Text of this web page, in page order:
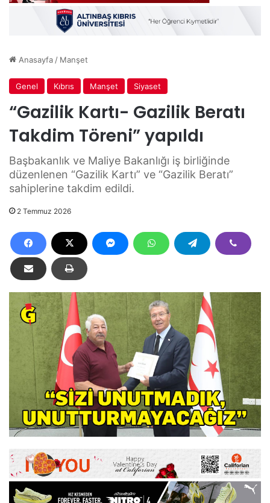
Anasayfa / Manşet
Genel Kıbrıs Manşet Siyaset
“Gazilik Kartı- Gazilik Beratı
Takdim Töreni” yapıldı
Başbakanlık ve Maliye Bakanlığı iş birliğinde
düzenlenen “Gazilik Kartı” ve “Gazilik Beratı”
sahiplerine takdim edildi.
2 Temmuz 2026